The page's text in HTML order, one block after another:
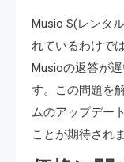
Musio S(レンタ
れているわけで
Musioの返答が
す。この問題を
ムのアップデー
ことが期待されま